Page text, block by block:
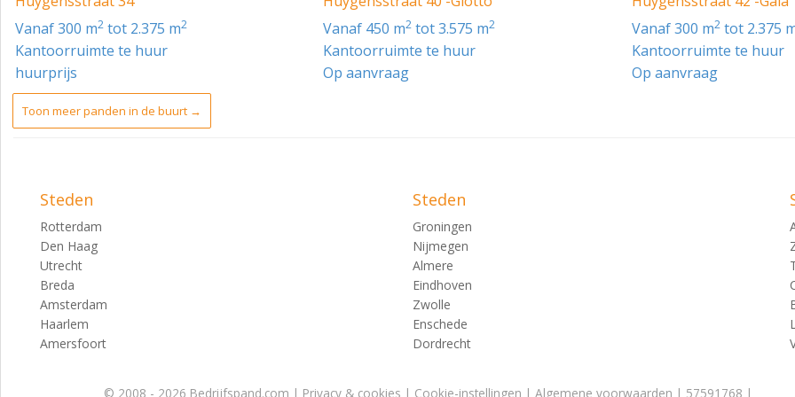
Parkeren
65 parkeerplaatsen op eigen terrein. Er is een ruime fietsenstalling aanwezig.
Huurprijs
Kantoorruimte:
Parkeerplaatsen:
Op aanvraag.
De huurprijzen zijn te vermeerderen met BTW.
Servicekosten
Nader te bepalen.
Opleveringsniveau
vanaf 300 m2 tot 2.375 m2
Kantoorruimte te huur
huurprijs
vanaf 450 m2 tot 3.575 m2
Kantoorruimte te huur
Op aanvraag
vanaf 300 m2tot 2.375
Kantoorruimte te huur
Op aanvraag
Toon meer panden in de buurt →
Steden
Rotterdam
Den Haag
Utrecht
Breda
Amsterdam
Haarlem
Amersfoort
Steden
Groningen
Nijmegen
Almere
Eindhoven
Zwolle
Enschede
Dordrecht
© 2008 - 2026 Bedrijfspand.com | Privacy & cookies | Cookie-instellingen | Algemene voorwaarden | 57591768 |